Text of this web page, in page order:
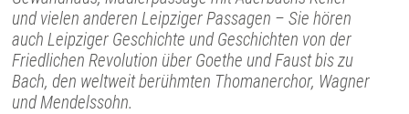
und vielen anderen Leipziger Passagen – Sie hören
auch Leipziger Geschichte und Geschichten von der
Friedlichen Revolution über Goethe und Faust bis zu
Bach, den weltweit berühmten Thomanerchor, Wagner
und Mendelssohn.